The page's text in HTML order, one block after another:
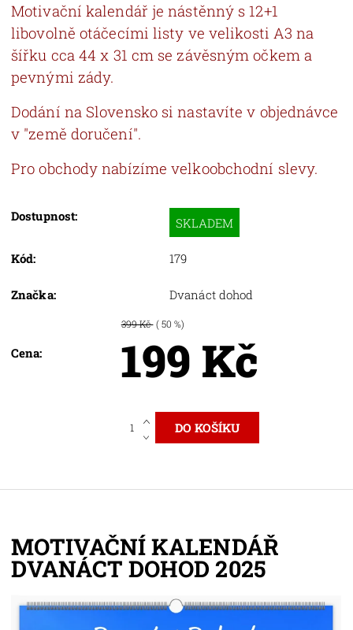
Motivační kalendář je nástěnný s 12+1
libovolně otáčecími listy ve velikosti A3 na
šířku cca 44 x 31 cm se závěsným očkem a
pevnými zády.
Dodání na Slovensko si nastavíte v objednávce
v "země doručení".
Pro obchody nabízíme velkoobchodní slevy.
Dostupnost: SKLADEM
Kód: 179
Značka: Dvanáct dohod
Cena:
399 Kč ( 50 %)
199 Kč
MOTIVAČNÍ KALENDÁŘ
DVANÁCT DOHOD 2025